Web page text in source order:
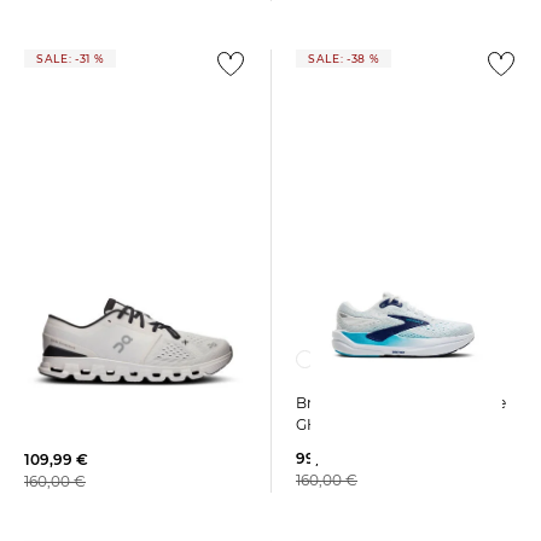
SALE: -31 %
109,99 €
160,00 €
SALE: -38 %
Brooks | Herren Laufschuhe
GHOST MAX 3
99,99 €
160,00 €